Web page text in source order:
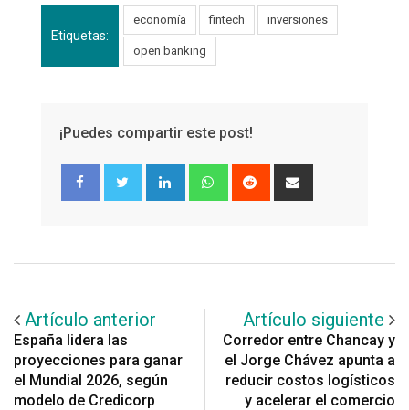
Etiquetas:
economía fintech inversiones
open banking
¡Puedes compartir este post!
LinkedInWhatsapp
Reddit
via
Artículo anterior
España lidera las
proyecciones para ganar
el Mundial 2026, según
modelo de Credicorp
Artículo siguiente
Corredor entre Chancay y
el Jorge Chávez apunta a
reducir costos logísticos
y acelerar el comercio